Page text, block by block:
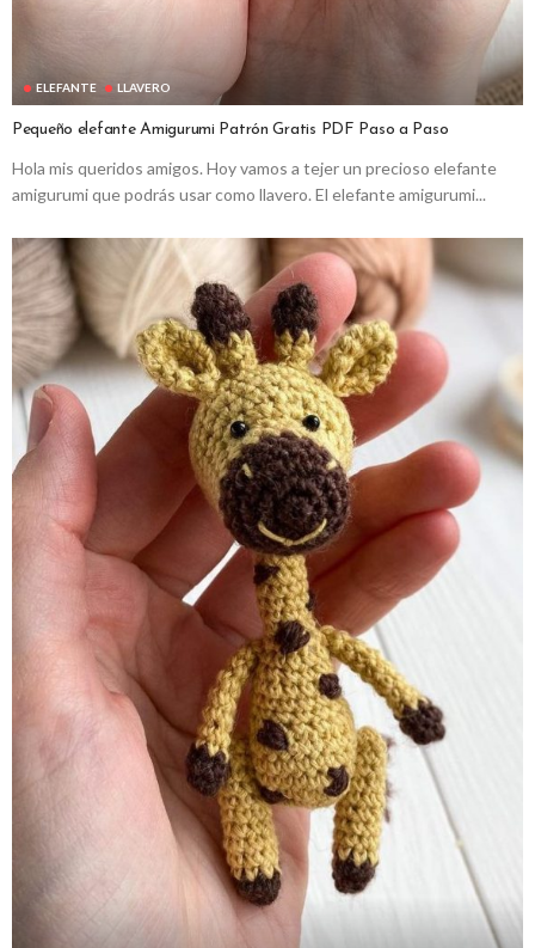
ELEFANTE LLAVERO
Pequeño elefante Amigurumi Patrón Gratis PDF Paso a Paso
Hola mis queridos amigos. Hoy vamos a tejer un precioso elefante
amigurumi que podrás usar como llavero. El elefante amigurumi...